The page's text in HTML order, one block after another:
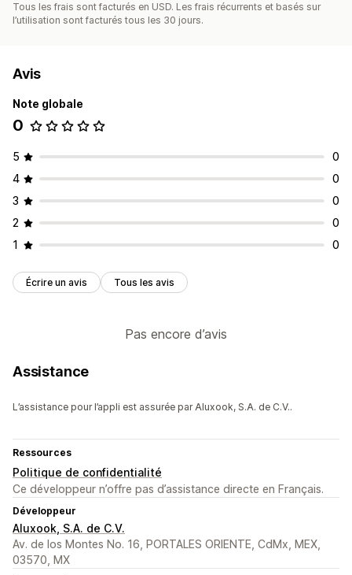
Tous les frais sont facturés en USD. Les frais récurrents et basés sur
l’utilisation sont facturés tous les 30 jours.
Avis
Note globale
0
5
0
4
0
3
0
2
0
1
0
Écrire un avis Tous les avis
Pas encore d’avis
Assistance
L’assistance pour l’appli est assurée par Aluxook, S.A. de C.V..
Ressources
Politique de confidentialité
Ce développeur n’offre pas d’assistance directe en Français.
Développeur
Aluxook, S.A. de C.V.
Av. de los Montes No. 16, PORTALES ORIENTE, CdMx, MEX,
03570, MX